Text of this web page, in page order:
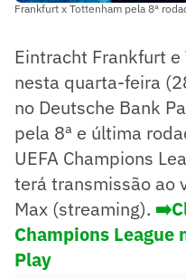
Frankfurt x Tottenham pela 8ª
Eintracht Frankfurt
nesta quarta-feira
no Deutsche Bank
pela 8ª e última
UEFA Champions
terá transmissão ao
Max (streaming).
Champions League
Play